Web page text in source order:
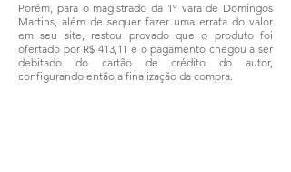
Porém, para o magistrado da 1º vara de Domingos
Martins, além de sequer fazer uma errata do valor
em seu site, restou provado que o produto foi
ofertado por R$ 413,11 e o pagamento chegou a ser
debitado do cartão de crédito do autor,
configurando então a finalização da compra.